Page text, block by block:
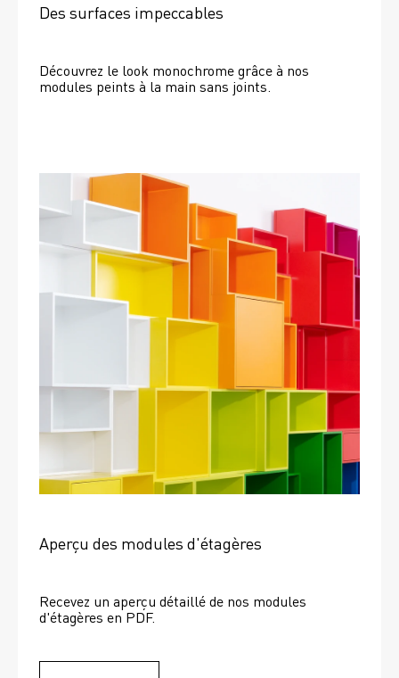
Des surfaces impeccables
Découvrez le look monochrome grâce à nos
modules peints à la main sans joints.
Aperçu des modules d'étagères
Recevez un aperçu détaillé de nos modules
d'étagères en PDF.